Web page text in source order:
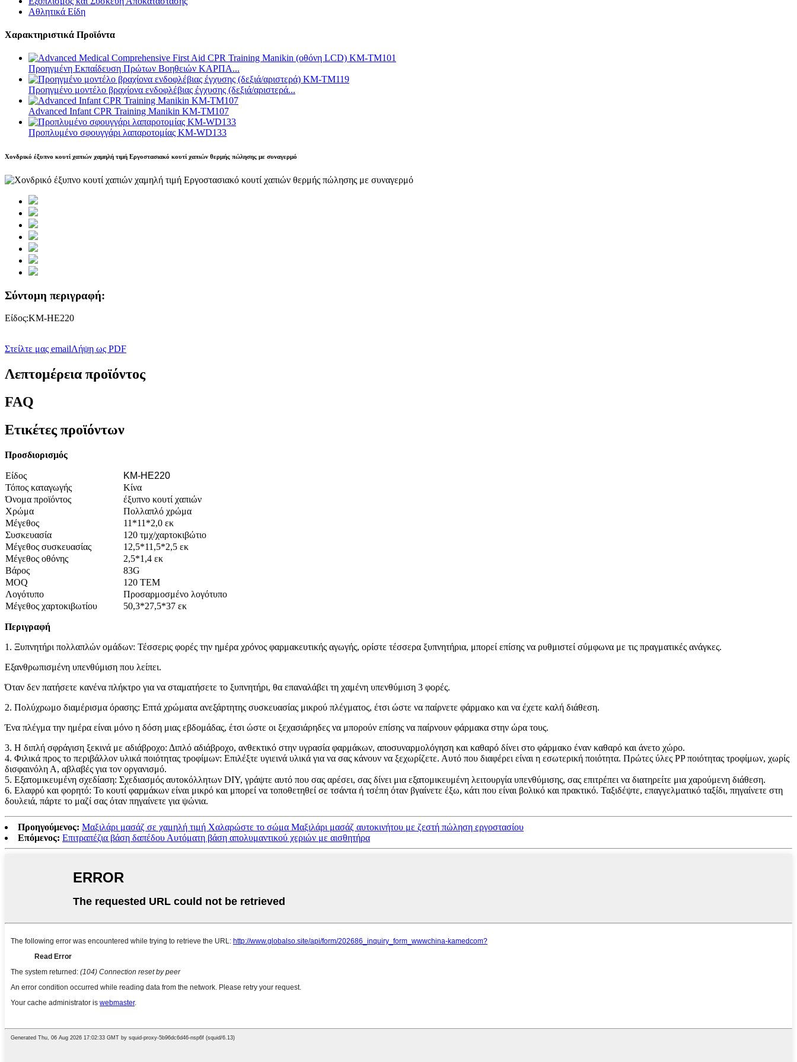
Αθλητικά Είδη
Χαρακτηριστικά Προϊόντα
Προηγμένη Εκπαίδευση Πρώτων Βοηθειών ΚΑΡΠΑ...
Προηγμένο μοντέλο βραχίονα ενδοφλέβιας έγχυσης (δεξιά/αριστερά...
Advanced Infant CPR Training Manikin KM-TM107
Προπλυμένο σφουγγάρι λαπαροτομίας KM-WD133
Χονδρικό έξυπνο κουτί χαπιών χαμηλή τιμή Εργοστασιακό κουτί χαπιών θερμής πώλησης με συναγερμό
Σύντομη περιγραφή:
Είδος:KM-HE220
Στείλτε μας emailΛήψη ως PDF
Λεπτομέρεια προϊόντος
FAQ
Ετικέτες προϊόντων
Προσδιορισμός
Είδος
KM-HE220
Τόπος καταγωγής
Κίνα
Όνομα προϊόντος
έξυπνο κουτί χαπιών
Χρώμα
Πολλαπλό χρώμα
Μέγεθος
11*11*2,0 εκ
Συσκευασία
120 τμχ/χαρτοκιβώτιο
Μέγεθος συσκευασίας
12,5*11,5*2,5 εκ
Μέγεθος οθόνης
2,5*1,4 εκ
Βάρος
83G
MOQ
120 ΤΕΜ
Λογότυπο
Προσαρμοσμένο λογότυπο
Μέγεθος χαρτοκιβωτίου
50,3*27,5*37 εκ
Περιγραφή
1. Ξυπνητήρι πολλαπλών ομάδων: Τέσσερις φορές την ημέρα χρόνος φαρμακευτικής αγωγής, ορίστε τέσσερα ξυπνητήρια, μπορεί επίσης να ρυθμιστεί σύμφωνα με τις πραγματικές ανάγκες.
Εξανθρωπισμένη υπενθύμιση που λείπει.
Όταν δεν πατήσετε κανένα πλήκτρο για να σταματήσετε το ξυπνητήρι, θα επαναλάβει τη χαμένη υπενθύμιση 3 φορές.
2. Πολύχρωμο διαμέρισμα όρασης: Επτά χρώματα ανεξάρτητης συσκευασίας μικρού πλέγματος, έτσι ώστε να παίρνετε φάρμακο και να έχετε καλή διάθεση.
Ένα πλέγμα την ημέρα είναι μόνο η δόση μιας εβδομάδας, έτσι ώστε οι ξεχασιάρηδες να μπορούν επίσης να παίρνουν φάρμακα στην ώρα τους.
3. Η διπλή σφράγιση ξεκινά με αδιάβροχο: Διπλό αδιάβροχο, ανθεκτικό στην υγρασία φαρμάκων, αποσυναρμολόγηση και καθαρό δίνει στο φάρμακο έναν καθαρό και άνετο χώρο.
4. Φιλικά προς το περιβάλλον υλικά ποιότητας τροφίμων: Επιλέξτε υγιεινά υλικά για να σας κάνουν να ξεχωρίζετε. Αυτό που διαφέρει είναι η εσωτερική ποιότητα. Πρώτες ύλες PP ποιότητας τροφίμων, χωρίς
δισφαινόλη Α, αβλαβές για τον οργανισμό.
5. Εξατομικευμένη σχεδίαση: Σχεδιασμός αυτοκόλλητων DIY, γράψτε αυτό που σας αρέσει, σας δίνει μια εξατομικευμένη λειτουργία υπενθύμισης, σας επιτρέπει να διατηρείτε μια χαρούμενη διάθεση.
6. Ελαφρύ και φορητό: Το κουτί φαρμάκων είναι μικρό και μπορεί να τοποθετηθεί σε τσάντα ή τσέπη όταν βγαίνετε έξω, κάτι που είναι βολικό και πρακτικό. Ταξιδέψτε, επαγγελματικό ταξίδι, πηγαίνετε στη
δουλειά, πάρτε το μαζί σας όταν πηγαίνετε για ψώνια.
Προηγούμενος: Μαξιλάρι μασάζ σε χαμηλή τιμή Χαλαρώστε το σώμα Μαξιλάρι μασάζ αυτοκινήτου με ζεστή πώληση εργοστασίου
Επόμενος: Επιτραπέζια βάση δαπέδου Αυτόματη βάση απολυμαντικού χεριών με αισθητήρα